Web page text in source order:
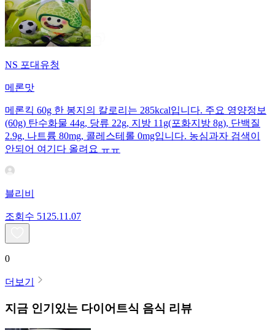
NS 포대유청
메론맛
메론킥 60g 한 봉지의 칼로리는 285kcal입니다. 주요 영양정보
(60g) 탄수화물 44g, 당류 22g, 지방 11g(포화지방 8g), 단백질
2.9g, 나트륨 80mg, 콜레스테롤 0mg입니다. 농심과자 검색이
안되어 여기다 올려요 ㅠㅠ
블리비
조회수 51 25.11.07
0
더보기
지금 인기있는 다이어트식 음식 리뷰